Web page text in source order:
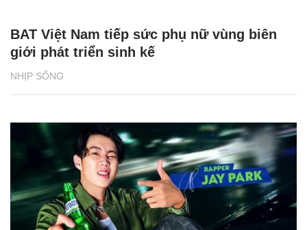
NHỊP SỐNG
BAT Việt Nam tiếp sức phụ nữ vùng biên
giới phát triển sinh kế